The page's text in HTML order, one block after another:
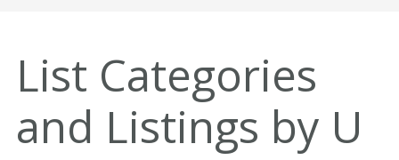
List Categories
and Listings by U